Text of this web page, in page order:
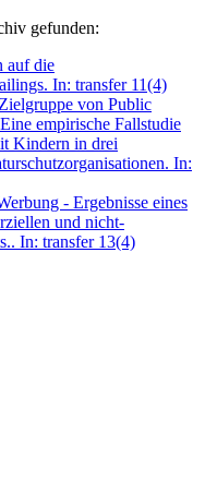
gefunden:
auf die
In: transfer 11(4)
von Public
empirische Fallstudie
Kindern in drei
In:
- Ergebnisse eines
und nicht-
In: transfer 13(4)